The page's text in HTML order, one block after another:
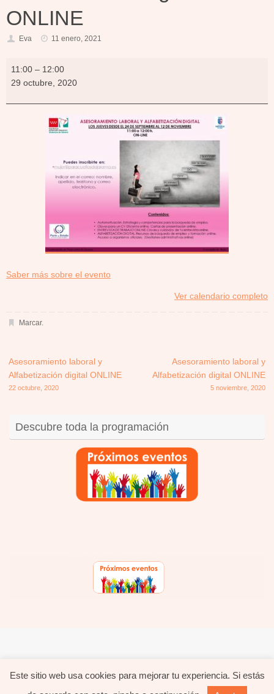
ONLINE
Eva 11 enero, 2021
Asesoramiento
laboral
Alfabetización
11:00 – 12:00
29 octubre, 2020
Saber más sobre el eventoabout
Ver calendario completo
Marcar.
Asesoramiento laboral y
Alfabetización digital ONLINE
22 octubre, 2020
Asesoramiento laboral y
Alfabetización digital ONLINE
5 noviembre, 2020
Descubre toda la programación
hola@evavida.com - 695.626.633 - Política de privacidad Política de cookies
Este sitio web usa cookies para mejorar tu experiencia. Si estás